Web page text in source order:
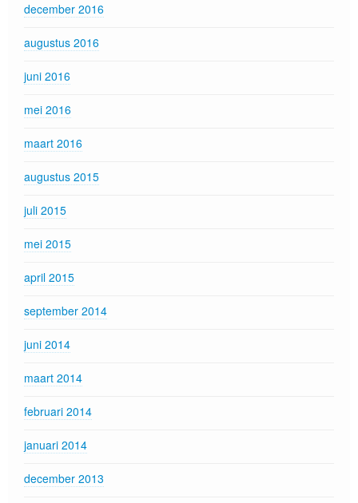
december 2016
augustus 2016
juni 2016
mei 2016
maart 2016
augustus 2015
juli 2015
mei 2015
april 2015
september 2014
juni 2014
maart 2014
februari 2014
januari 2014
december 2013